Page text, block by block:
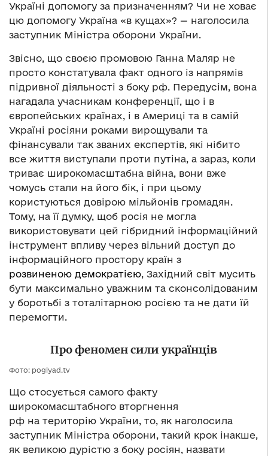
Україні допомогу за призначенням? Чи не ховає
цю допомогу Україна «в кущах»? — наголосила
заступник Міністра оборони України.
Звісно, що своєю промовою Ганна Маляр не
просто констатувала факт одного із напрямів
підривної діяльності з боку рф. Передусім, вона
нагадала учасникам конференції, що і в
європейських країнах, і в Америці та в самій
Україні росіяни роками вирощували та
фінансували так званих експертів, які нібито
все життя виступали проти путіна, а зараз, коли
триває широкомасштабна війна, вони вже
чомусь стали на його бік, і при цьому
користуються довірою мільйонів громадян.
Тому, на її думку, щоб росія не могла
використовувати цей гібридний інформаційний
інструмент впливу через вільний доступ до
інформаційного простору країн з
розвиненою демократією, Західний світ мусить
бути максимально уважним та сконсолідованим
у боротьбі з тоталітарною росією та не дати їй
перемогти.
Про феномен сили українців
Фото: poglyad.tv
Що стосується самого факту
широкомасштабного вторгнення
рф на територію України, то, як наголосила
заступник Міністра оборони, такий крок інакше,
як великою дурістю з боку росіян, назвати